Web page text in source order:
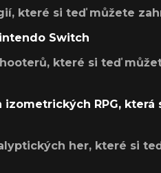
které si teď můžete
Switch
které si teď
izometrických RPG, která
her, které si teď